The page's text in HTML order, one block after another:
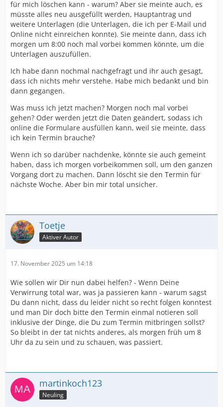
für mich löschen kann - warum? Aber sie meinte auch, es
müsste alles neu ausgefüllt werden, Hauptantrag und
weitere Unterlagen (die Unterlagen, die ich per E-Mail und
Online nicht einreichen konnte). Sie meinte dann, dass ich
morgen um 8:00 noch mal vorbei kommen könnte, um die
Unterlagen auszufüllen.
Ich habe dann nochmal nachgefragt und ihr auch gesagt,
dass ich nichts mehr verstehe. Habe mich bedankt und bin
dann gegangen.
Was muss ich jetzt machen? Morgen noch mal vorbei
gehen? Oder werden jetzt die Daten geändert, sodass ich
online die Formulare ausfüllen kann, weil sie meinte, dass
ich kein Termin brauche?
Wenn ich so darüber nachdenke, könnte sie auch gemeint
haben, dass ich morgen vorbeikommen soll, um den ganzen
Vorgang dort zu machen. Dann löscht sie den Termin für
nächste Woche. Aber bin mir total unsicher.
Toetje
Aktiver Autor
17. November 2025 um 14:18
Wie sollen wir Dir nun dabei helfen? - Wenn Deine
Verwirrung total war, was ja passieren kann - warum sagst
Du dann nicht, dass du leider nicht so recht folgen konntest
und man Dir doch bitte den Termin einmal notieren soll
inklusive der Dinge, die Du zum Termin mitbringen sollst?
So bleibt in der tat nichts anderes, als morgen früh um 8
Uhr da zu sein und zu schauen, was passiert.
martinkoch123
Neuling